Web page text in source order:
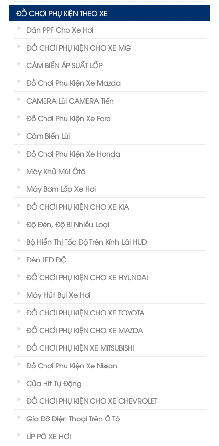
ĐỒ CHƠI PHỤ KIỆN THEO XE
Dán PPF Cho Xe Hơi
ĐỒ CHƠI PHỤ KIỆN CHO XE MG
CẢM BIẾN ÁP SUẤT LỐP
Đồ Chơi Phụ Kiện Xe Mazda
CAMERA Lùi CAMERA Tiến
Đồ Chơi Phụ Kiện Xe Ford
Cảm Biến Lùi
Đồ Chơi Phụ Kiện Xe Honda
Máy Khử Mùi Ôtô
Máy Bơm Lốp Xe Hơi
ĐỒ CHƠI PHỤ KIỆN CHO XE KIA
Độ Đèn, Độ Bi Nhiều Loại
Bộ Hiển Thị Tốc Độ Trên Kính Lái HUD
Đèn LED ĐỘ
ĐỒ CHƠI PHỤ KIỆN CHO XE HYUNDAI
Máy Hút Bụi Xe Hơi
ĐỒ CHƠI PHỤ KIỆN CHO XE TOYOTA
ĐỒ CHƠI PHỤ KIỆN CHO XE MAZDA
ĐỒ CHƠI PHỤ KIỆN XE MITSUBISHI
Đồ Chơi Phụ Kiện Xe Nissan
Cửa Hít Tự Động
ĐỒ CHƠI PHỤ KIỆN CHO XE CHEVROLET
Gía Đỡ Điện Thoại Trên Ô Tô
LÍP PÔ XE HƠI